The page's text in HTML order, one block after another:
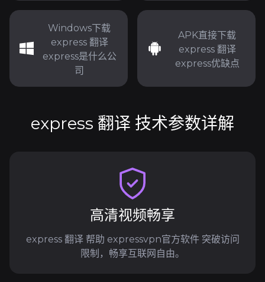
Windows下载
express 翻译
express是什么公
司
APK直接下载
express 翻译
express优缺点
express 翻译 技术参数详解
高清视频畅享
express 翻译 帮助 expressvpn官方软件 突破访问
限制，畅享互联网自由。